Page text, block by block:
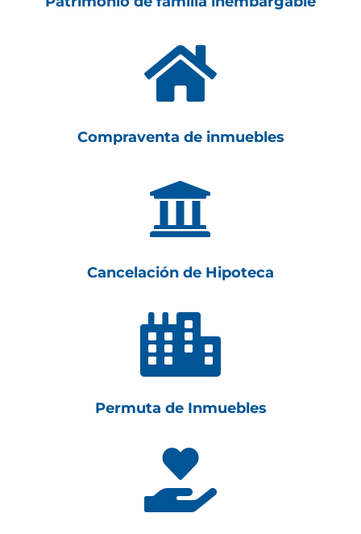

Compraventa de inmuebles

Cancelación de Hipoteca

Permuta de Inmuebles
